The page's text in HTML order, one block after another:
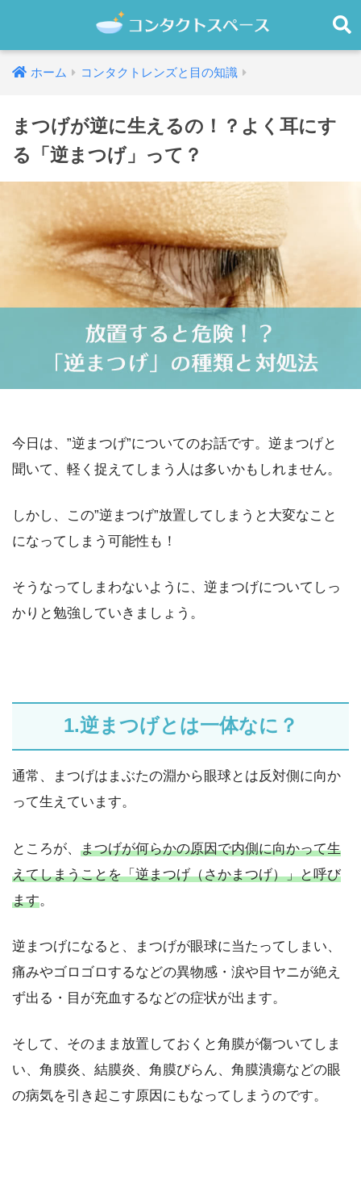
ホーム コンタクトレンズと目の知識
まつげが逆に生えるの！？よく耳にす
る「逆まつげ」って？
今日は、”逆まつげ”についてのお話です。逆まつげと
聞いて、軽く捉えてしまう人は多いかもしれません。
しかし、この”逆まつげ”放置してしまうと大変なこと
になってしまう可能性も！
そうなってしまわないように、逆まつげについてしっ
かりと勉強していきましょう。
1.逆まつげとは一体なに？
通常、まつげはまぶたの淵から眼球とは反対側に向か
って生えています。
ところが、 まつげが何らかの原因で内側に向かって生
えてしまうことを「逆まつげ（さかまつげ）」と呼び
ます。
逆まつげになると、まつげが眼球に当たってしまい、
痛みやゴロゴロするなどの異物感・涙や目ヤニが絶え
ず出る・目が充血するなどの症状が出ます。
そして、そのまま放置しておくと角膜が傷ついてしま
い、角膜炎、結膜炎、角膜びらん、角膜潰瘍などの眼
の病気を引き起こす原因にもなってしまうのです。